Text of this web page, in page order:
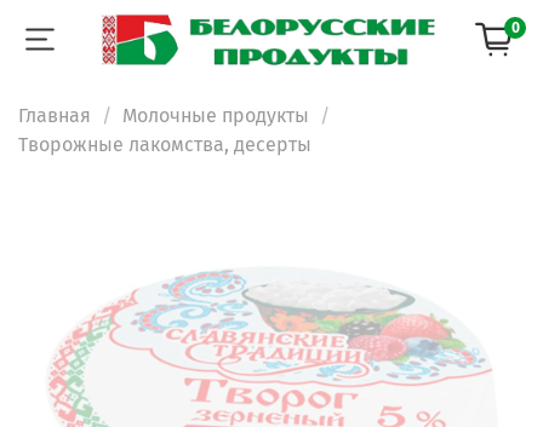
0
Главная
Молочные продукты
Творожные лакомства, десерты